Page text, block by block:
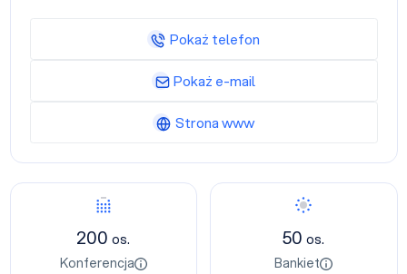
Konferencja
200os.
Konferencja
Bankiet
50os.
Bankiet
Pokaż telefon
Pokaż e-mail
Strona www